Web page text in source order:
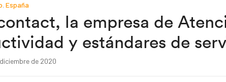
España
la empresa de
y estándares de
de 2020